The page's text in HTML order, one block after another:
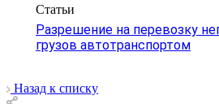
Статьи
Разрешение на перевозку
грузов автотранспортом
Назад к списку